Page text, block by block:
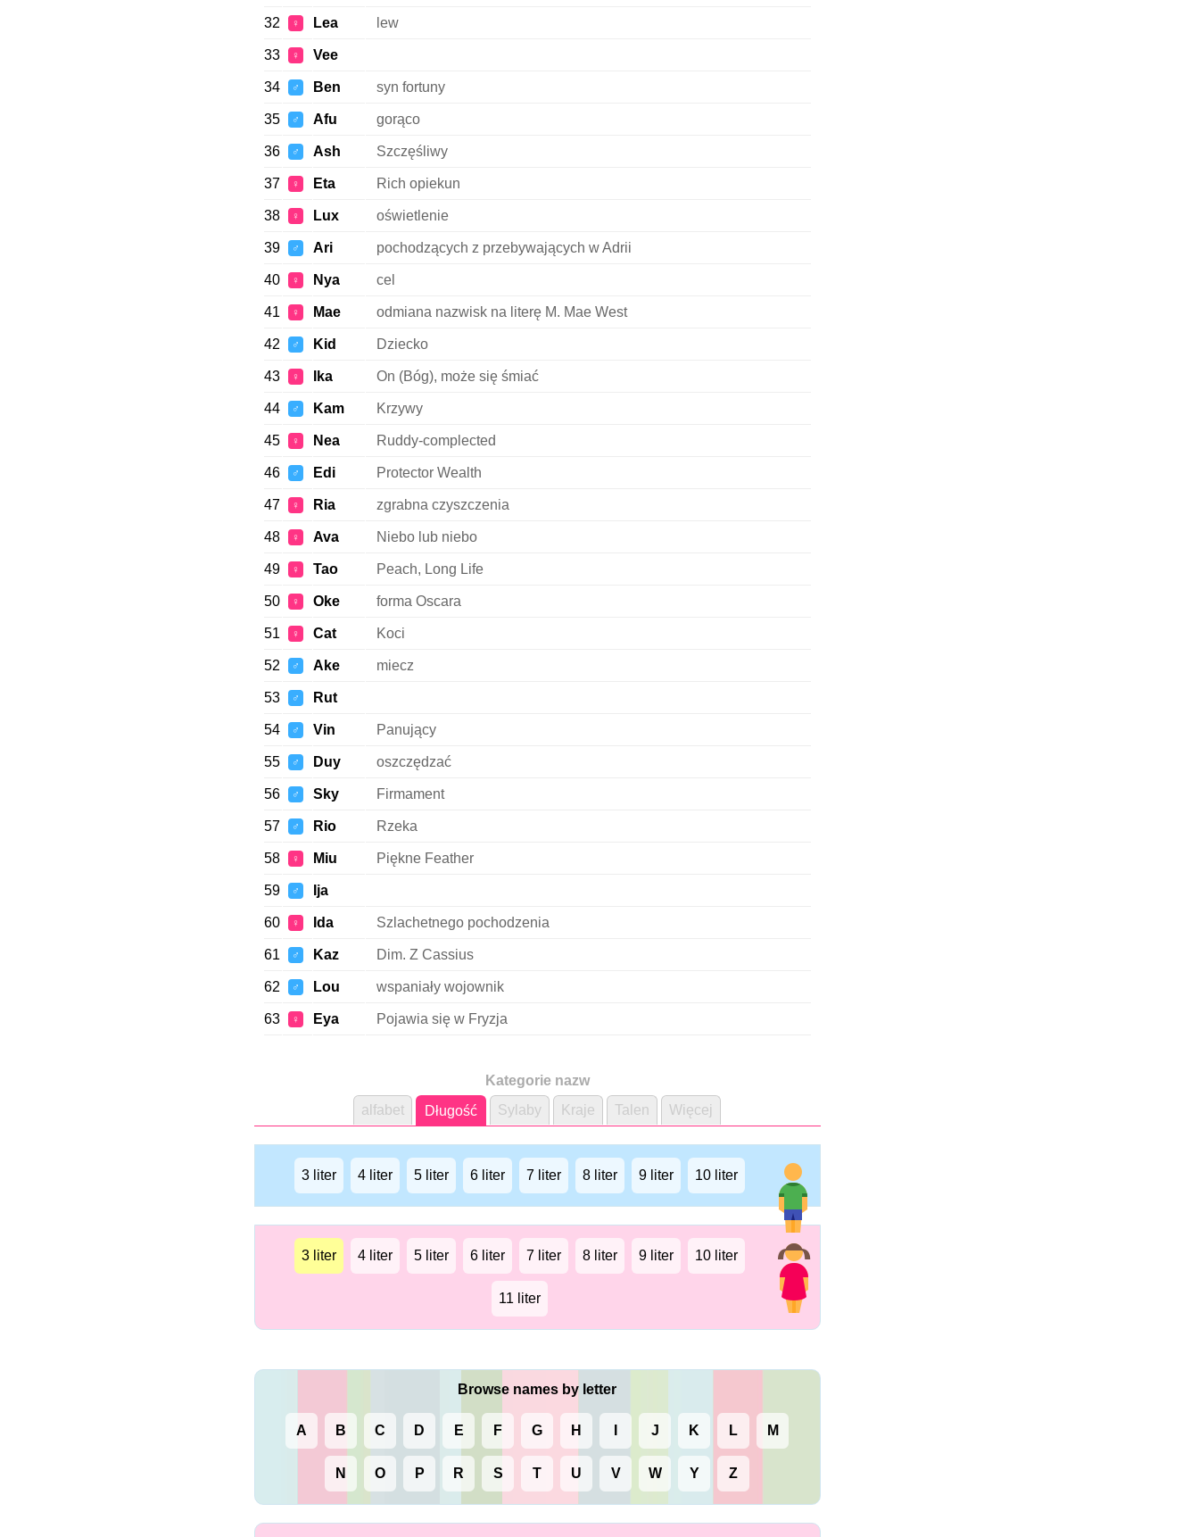
32 ♀ Lea lew
33 ♀ Vee
34 ♂ Ben syn fortuny
35 ♂ Afu gorąco
36 ♂ Ash Szczęśliwy
37 ♀ Eta Rich opiekun
38 ♀ Lux oświetlenie
39 ♂ Ari pochodzących z przebywających w Adrii
40 ♀ Nya cel
41 ♀ Mae odmiana nazwisk na literę M. Mae West
42 ♂ Kid Dziecko
43 ♀ Ika On (Bóg), może się śmiać
44 ♂ Kam Krzywy
45 ♀ Nea Ruddy-complected
46 ♂ Edi Protector Wealth
47 ♀ Ria zgrabna czyszczenia
48 ♀ Ava Niebo lub niebo
49 ♀ Tao Peach, Long Life
50 ♀ Oke forma Oscara
51 ♀ Cat Koci
52 ♂ Ake miecz
53 ♂ Rut
54 ♂ Vin Panujący
55 ♂ Duy oszczędzać
56 ♂ Sky Firmament
57 ♂ Rio Rzeka
58 ♀ Miu Piękne Feather
59 ♂ Ija
60 ♀ Ida Szlachetnego pochodzenia
61 ♂ Kaz Dim. Z Cassius
62 ♂ Lou wspaniały wojownik
63 ♀ Eya Pojawia się w Fryzja
Kategorie nazw
alfabet
Długość Sylaby Kraje Talen Więcej
3 liter 4 liter 5 liter 6 liter 7 liter 8 liter 9 liter 10 liter
3 liter 4 liter 5 liter 6 liter 7 liter 8 liter 9 liter 10 liter
11 liter
Browse names by letter
A B C D E F G H J K L M
N O P R S T U V W Y Z